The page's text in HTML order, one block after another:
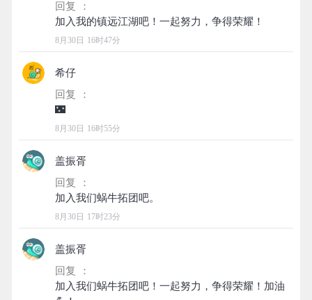
回复 ：
8月30日 16时47分
希仔
回复 ：
8月30日 16时55分
盖振胥
回复 ：
8月30日 17时23分
盖振胥
回复 ：
加入我们蜗牛拓团吧！一起努力，争得荣耀！加油